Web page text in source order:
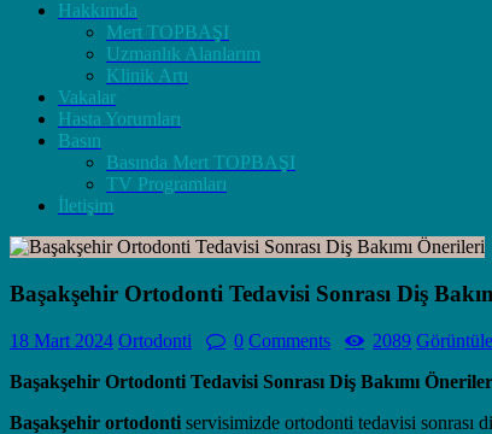
Hakkımda
Mert TOPBAŞI
Uzmanlık Alanlarım
Klinik Artı
Vakalar
Hasta Yorumları
Basın
Basında Mert TOPBAŞI
TV Programları
İletişim
Başakşehir Ortodonti Tedavisi Sonrası Diş
18 Mart 2024 Ortodonti 0 Comments 2089
Başakşehir Ortodonti Tedavisi Sonrası Diş Bakımı
Başakşehir ortodonti servisimizde ortodonti tedavisi sonrası